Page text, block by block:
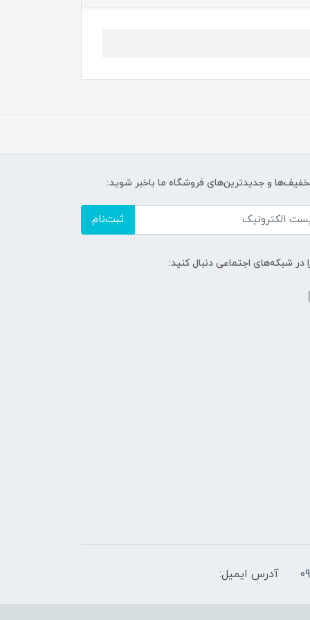
و جدیدترین‌های فروشگاه ما باخبر شوید:
ثبت‌نام
در شبکه‌های اجتماعی دنبال کنید:
آدرس ایمیل: